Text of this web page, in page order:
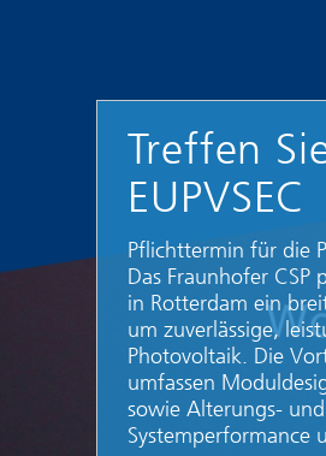
Treffen
EUPVSEC
Pflichttermin für die
Das Fraunhofer CSP
in Rotterdam ein
um zuverlässige,
Photovoltaik. Die
umfassen
sowie Alterungs-
Systemperformance